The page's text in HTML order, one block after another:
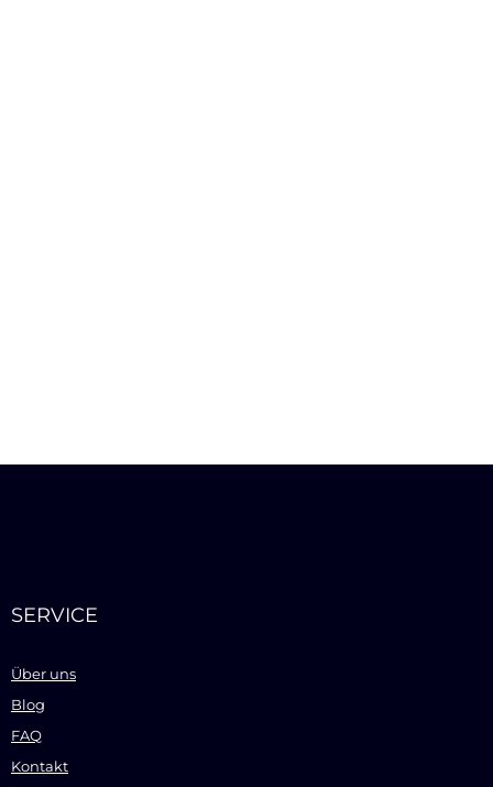
SERVICE
Über uns
Blog
FAQ
Kontakt